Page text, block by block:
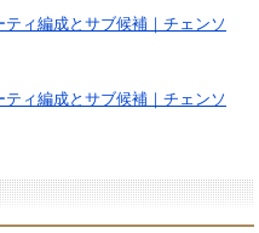
ティ編成とサブ候補｜チェンソ
ティ編成とサブ候補｜チェンソ